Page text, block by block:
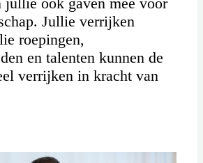
Jullie verrijken
roepingen,
en talenten kunnen de
verrijken in kracht van